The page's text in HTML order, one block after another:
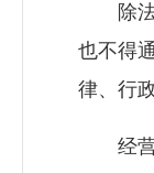
除法
也不得
律、行
经营